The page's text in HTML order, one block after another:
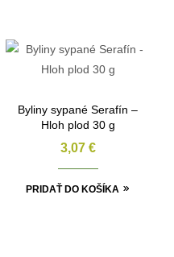
Byliny sypané Serafín –
Hloh plod 30 g
3,07 €
PRIDAŤ DO KOŠÍKA